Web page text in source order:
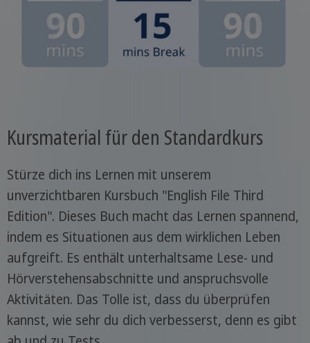
Kursmaterial für den Standardkurs
Stürze dich ins Lernen mit unserem
unverzichtbaren Kursbuch "English File Third
Edition". Dieses Buch macht das Lernen spannend,
indem es Situationen aus dem wirklichen Leben
aufgreift. Es enthält unterhaltsame Lese- und
Hörverstehensabschnitte und anspruchsvolle
Aktivitäten. Das Tolle ist, dass du überprüfen
kannst, wie sehr du dich verbesserst, denn es gibt